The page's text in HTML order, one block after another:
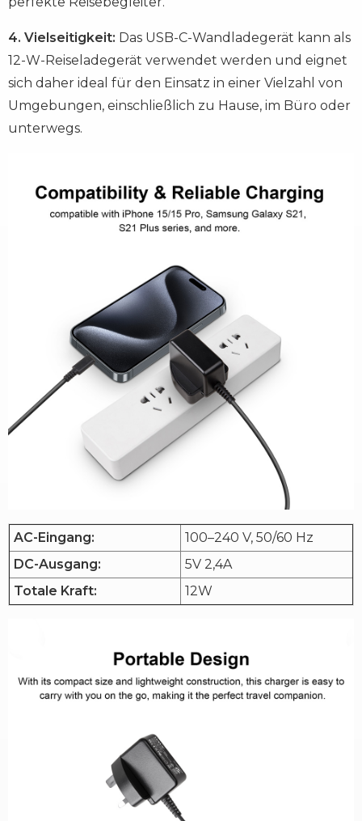
4. Vielseitigkeit: Das USB-C-Wandladegerät kann als
12-W-Reiseladegerät verwendet werden und eignet
sich daher ideal für den Einsatz in einer Vielzahl von
Umgebungen, einschließlich zu Hause, im Büro oder
unterwegs.
AC-Eingang:
100–240 V, 50/60 Hz
DC-Ausgang:
5V 2,4A
Totale Kraft:
12W